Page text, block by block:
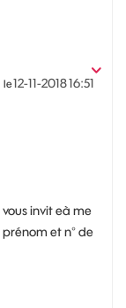
le‎12-11-201816:51
invit eà me
prénom et n° de